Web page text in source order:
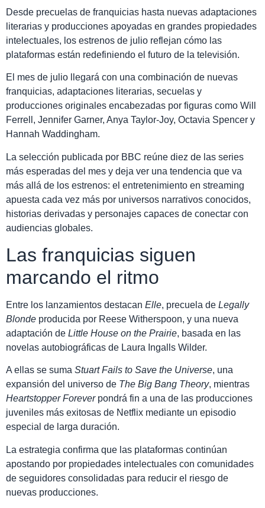
Desde precuelas de franquicias hasta nuevas adaptaciones
literarias y producciones apoyadas en grandes propiedades
intelectuales, los estrenos de julio reflejan cómo las
plataformas están redefiniendo el futuro de la televisión.
El mes de julio llegará con una combinación de nuevas
franquicias, adaptaciones literarias, secuelas y
producciones originales encabezadas por figuras como Will
Ferrell, Jennifer Garner, Anya Taylor-Joy, Octavia Spencer y
Hannah Waddingham.
La selección publicada por BBC reúne diez de las series
más esperadas del mes y deja ver una tendencia que va
más allá de los estrenos: el entretenimiento en streaming
apuesta cada vez más por universos narrativos conocidos,
historias derivadas y personajes capaces de conectar con
audiencias globales.
Las franquicias siguen
marcando el ritmo
Entre los lanzamientos destacan Elle, precuela de Legally
Blonde producida por Reese Witherspoon, y una nueva
adaptación de Little House on the Prairie, basada en las
novelas autobiográficas de Laura Ingalls Wilder.
A ellas se suma Stuart Fails to Save the Universe, una
expansión del universo de The Big Bang Theory, mientras
Heartstopper Foreverpondrá fin a una de las producciones
juveniles más exitosas de Netflix mediante un episodio
especial de larga duración.
La estrategia confirma que las plataformas continúan
apostando por propiedades intelectuales con comunidades
de seguidores consolidadas para reducir el riesgo de
nuevas producciones.